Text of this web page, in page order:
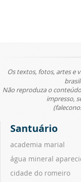
Os textos, fotos, artes e
Não reproduza o
impresso,
Santuário
academia marial
água mineral
cidade do romeiro